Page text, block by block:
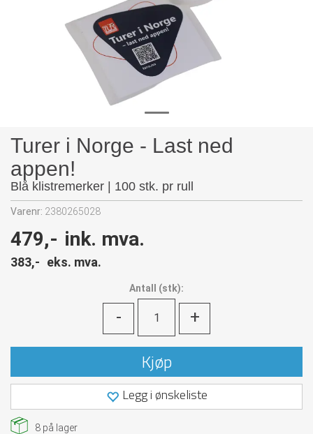
Turer i Norge - Last ned
appen!
Blå klistremerker | 100 stk. pr rull
Varenr: 2380265028
479,- ink. mva.
383,- eks. mva.
Antall (stk):
- +
Kjøp
Legg i ønskeliste
8 på lager